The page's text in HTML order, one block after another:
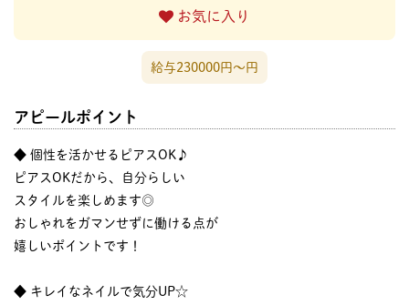
お気に入り
給与230000円〜円
アピールポイント
◆ 個性を活かせるピアスOK♪
ピアスOKだから、自分らしい
スタイルを楽しめます◎
おしゃれをガマンせずに働ける点が
嬉しいポイントです！
◆ キレイなネイルで気分UP☆